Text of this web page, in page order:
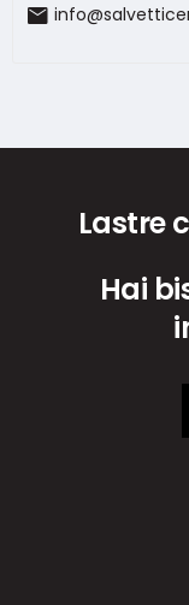
mail
Lastre
Hai